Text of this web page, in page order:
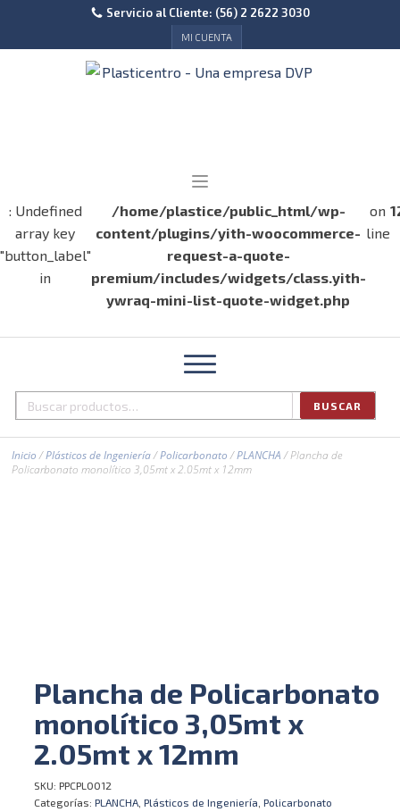
Servicio al Cliente: (56) 2 2622 3030
MI CUENTA
: Undefined
array key
"button_label"
in
/home/plastice/public_html/wp-
content/plugins/yith-woocommerce-
request-a-quote-
premium/includes/widgets/class.yith-
ywraq-mini-list-quote-widget.php
on
line
Buscar
BUSCAR
Inicio/Plásticos de Ingeniería/Policarbonato/PLANCHA/ Plancha de
Policarbonato monolítico 3,05mt x 2.05mt x 12mm
Plancha de Policarbonato
monolítico 3,05mt x
2.05mt x 12mm
SKU: PPCPL0012
Categorías: PLANCHA Plásticos de Ingeniería Policarbonato